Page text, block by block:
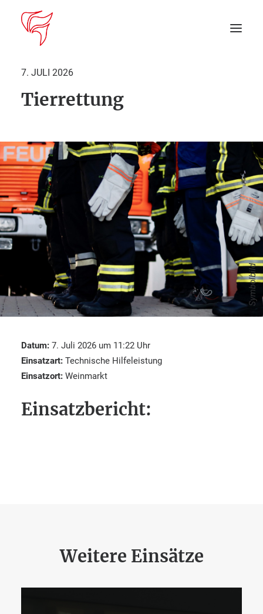
Startseite
DEIN EINSATZ
Suche
7. JULI 2026
Tierrettung
Symbolbild
Datum: 7. Juli 2026 um 11:22 Uhr
Einsatzart: Technische Hilfeleistung
Einsatzort: Weinmarkt
Einsatzbericht:
Weitere Einsätze